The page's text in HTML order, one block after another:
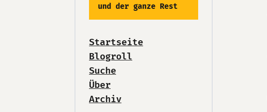
und der ganze Rest
Startseite
Blogroll
Suche
Über
Archiv